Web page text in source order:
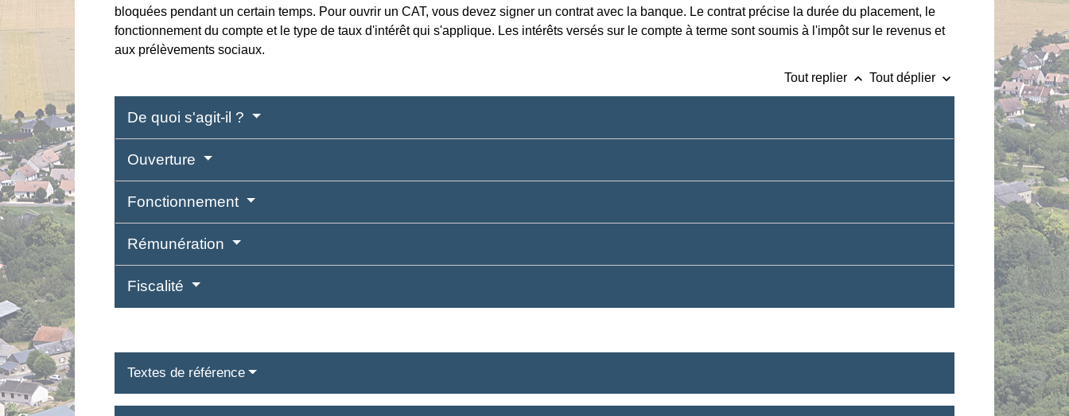
bloquées pendant un certain temps. Pour ouvrir un CAT, vous devez signer un contrat avec la banque. Le contrat précise la durée du placement, le
fonctionnement du compte et le type de taux d'intérêt qui s'applique. Les intérêts versés sur le compte à terme sont soumis à l'impôt sur le revenus et
aux prélèvements sociaux.
Tout replier keyboard_arrow_up Tout déplier keyboard_arrow_down
De quoi s'agit-il ?
Ouverture
Fonctionnement
Rémunération
Fiscalité
Textes de référence